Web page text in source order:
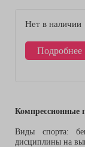
Нет в наличии
Подробнее
Компрессионные
Виды спорта:
дисциплины на